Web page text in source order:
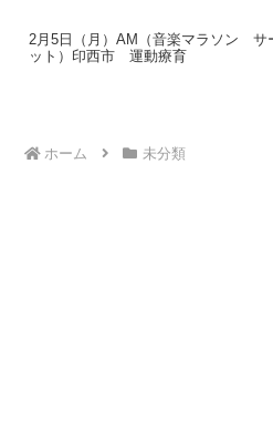
2月5日（月）AM（音楽マラソン サ
ット）印西市 運動療育
ホーム 未分類